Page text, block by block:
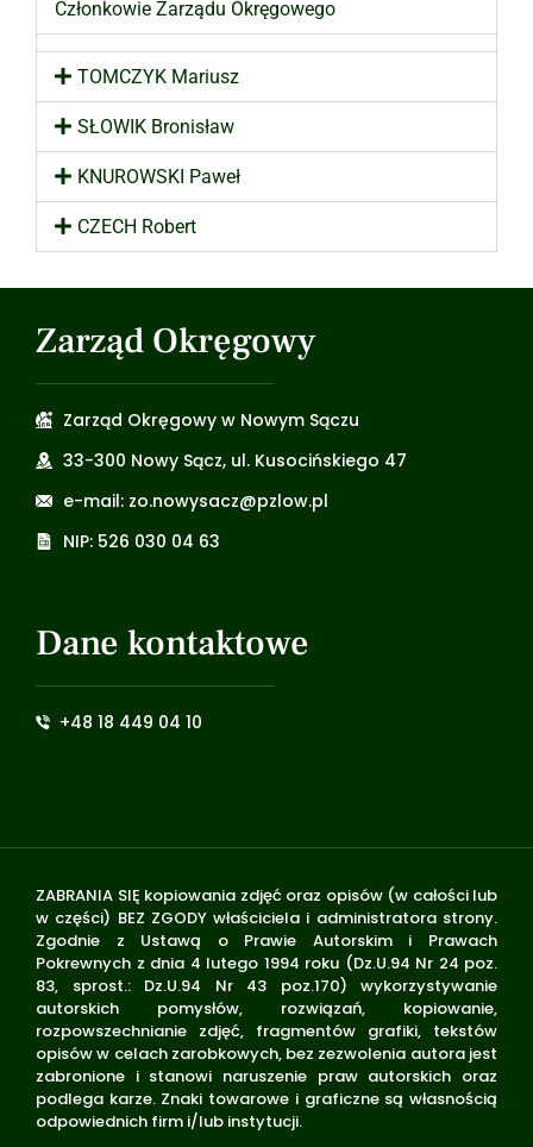
Członkowie Zarządu Okręgowego
TOMCZYK Mariusz
SŁOWIK Bronisław
KNUROWSKI Paweł
CZECH Robert
Zarząd Okręgowy
Zarząd Okręgowy w Nowym Sączu
33-300 Nowy Sącz, ul. Kusocińskiego 47
e-mail: zo.nowysacz@pzlow.pl
NIP: 526 030 04 63
Dane kontaktowe
+48 18 449 04 10
ZABRANIA SIĘ kopiowania zdjęć oraz opisów (w całości lub
w części) BEZ ZGODY właściciela i administratora strony.
Zgodnie z Ustawą o Prawie Autorskim i Prawach
Pokrewnych z dnia 4 lutego 1994 roku (Dz.U.94 Nr 24 poz.
83, sprost.: Dz.U.94 Nr 43 poz.170) wykorzystywanie
autorskich pomysłów, rozwiązań, kopiowanie,
rozpowszechnianie zdjęć, fragmentów grafiki, tekstów
opisów w celach zarobkowych, bez zezwolenia autora jest
zabronione i stanowi naruszenie praw autorskich oraz
podlega karze. Znaki towarowe i graficzne są własnością
odpowiednich firm i/lub instytucji.